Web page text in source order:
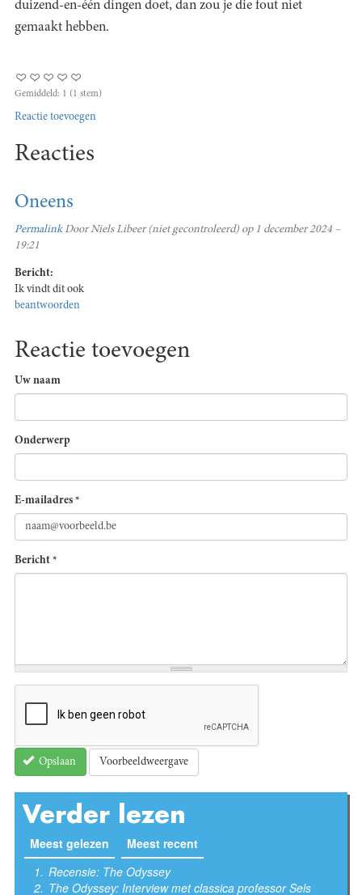
duizend-en-één dingen doet, dan zou je die fout niet
gemaakt hebben.
Gemiddeld: 1 (1 stem)
Reactie toevoegen
Reacties
Oneens
PermalinkDoorNiels Libeer (niet gecontroleerd) op 1 december 2024 –
19:21
Bericht:
Ik vindt dit ook
beantwoorden
Reactie toevoegen
Uw naam
Onderwerp
E-mailadres *
Bericht *
Opslaan Voorbeeldweergave
Verder lezen
Meest gelezen (actieve tabblad)
Meest recent
Recensie: The Odyssey
The Odyssey: Interview met classica professor Sels